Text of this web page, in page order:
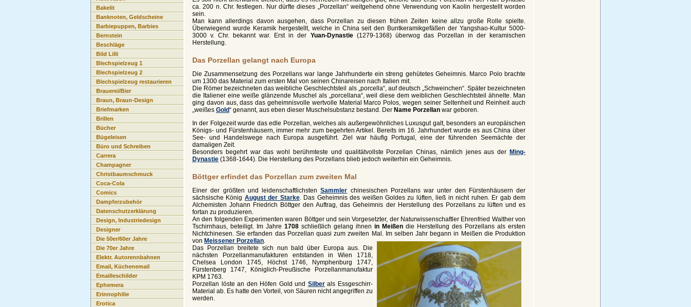
ca. 200 n. Chr. festlegen. Nur dürfte dieses „Porzellan“ weitgehend ohne Verwendung von Kaolin hergestellt worden
sein.
Man kann allerdings davon ausgehen, dass Porzellan zu diesen frühen Zeiten keine allzu große Rolle spielte.
Überwiegend wurde Keramik hergestellt, welche in China seit den Buntkeramikgefäßen der Yangshao-Kultur 5000-
3000 v. Chr. bekannt war. Erst in der Yuan-Dynastie(1279-1368) überwog das Porzellan in der keramischen
Herstellung.
Das Porzellan gelangt nach Europa
Die Zusammensetzung des Porzellans war lange Jahrhunderte ein streng gehütetes Geheimnis. Marco Polo brachte
um 1300 das Material zum ersten Mal von seinen Chinareisen nach Italien mit.
Die Römer bezeichneten das weibliche Geschlechtsteil als „porcella“, auf deutsch „Schweinchen“. Später bezeichneten
die Italiener eine weiße glänzende Muschel als „porcellana“, weil diese dem weiblichen Geschlechtsteil ähnelte. Man
ging davon aus, dass das geheimnisvolle wertvolle Material Marco Polos, wegen seiner Seltenheit und Reinheit auch
„weißes Gold“ genannt, aus eben dieser Muschelsubstanz bestand. Der Name Porzellan war geboren.
In der Folgezeit wurde das edle Porzellan, welches als außergewöhnliches Luxusgut galt, besonders an europäischen
Königs- und Fürstenhäusern, immer mehr zum begehrten Artikel. Bereits im 16. Jahrhundert wurde es aus China über
See- und Handelswege nach Europa ausgeführt. Ziel war häufig Portugal, eine der führenden Seemächte der
damaligen Zeit.
Besonders begehrt war das wohl berühmteste und qualitätvollste Porzellan Chinas, nämlich jenes aus der Ming-
Dynastie (1368-1644). Die Herstellung des Porzellans blieb jedoch weiterhin ein Geheimnis.
Böttger erfindet das Porzellan zum zweiten Mal
Einer der größten und leidenschaftlichstenSammler chinesischen Porzellans war unter den Fürstenhäusern der
sächsische König August der Starke. Das Geheimnis des weißen Goldes zu lüften, ließ in nicht ruhen. Er gab dem
Alchemisten Johann Friedrich Böttger den Auftrag, das Geheimnis der Herstellung des Porzellans zu lüften und es
fortan zu produzieren.
An den folgenden Experimenten waren Böttger und sein Vorgesetzter, der Naturwissenschaftler Ehrenfried Walther von
Tschirnhaus, beteiligt. Im Jahre 1708 schließlich gelang ihnen in Meißen die Herstellung des Porzellans als ersten
Nichtchinesen. Sie erfanden das Porzellan quasi zum zweiten Mal. Im selben Jahr begann in Meißen die Produktion
von Meissener Porzellan
Das Porzellan breitete sich nun bald über Europa aus. Die
nächsten Porzellanmanufakturen entstanden in Wien 1718,
Chelsea London 1745, Höchst 1746, Nymphenburg 1747,
Fürstenberg 1747, Königlich-Preußische Porzellanmanufaktur
KPM 1763.
Porzellan löste an den Höfen Gold und Silberals Essgeschirr-
Material ab. Es hatte den Vorteil, von Säuren nicht angegriffen zu
werden.
Bakelit
Banknoten, Geldscheine
Barbiepuppen, Barbies
Bernstein
Beschläge
Bild Lilli
Blechspielzeug 1
Blechspielzeug 2
Blechspielzeug restaurieren
Brauerei/Bier
Braun, Braun-Design
Briefmarken
Brillen
Bücher
Bügeleisen
Büro und Schreiben
Carrera
Champagner
Christbaumschmuck
Coca-Cola
Comics
Dampferzubehör
Datenschutzerklärung
Design, Industriedesign
Designer
Die 50er/60er Jahre
Die 70er Jahre
Elektr. Autorennbahnen
Email, Küchenemail
Emailleschilder
Ephemera
Erinnophilie
Erotica